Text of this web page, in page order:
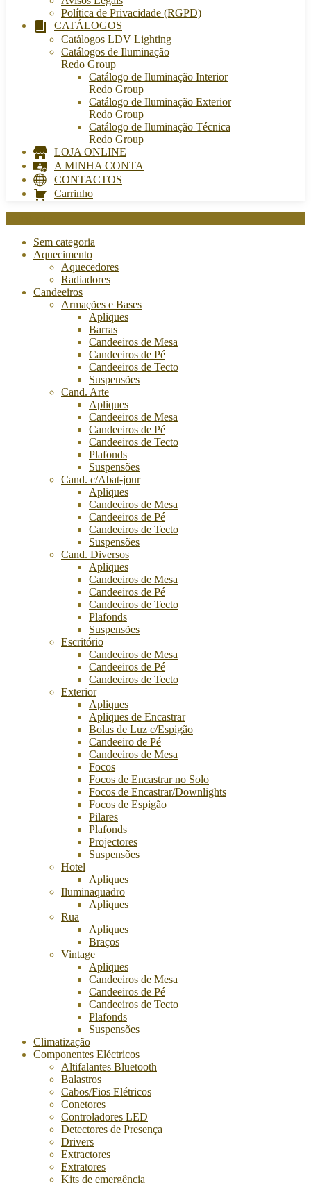
Política de Privacidade (RGPD)
CATÁLOGOS
Catálogos LDV Lighting
Catálogos de Iluminação
Redo Group
Catálogo de Iluminação Interior
Redo Group
Catálogo de Iluminação Exterior
Redo Group
Catálogo de Iluminação Técnica
Redo Group
LOJA ONLINE
A MINHA CONTA
CONTACTOS
Carrinho
Sem categoria
Aquecimento
Aquecedores
Radiadores
Candeeiros
Armações e Bases
Apliques
Barras
Candeeiros de Mesa
Candeeiros de Pé
Candeeiros de Tecto
Suspensões
Cand. Arte
Apliques
Candeeiros de Mesa
Candeeiros de Pé
Candeeiros de Tecto
Plafonds
Suspensões
Cand. c/Abat-jour
Apliques
Candeeiros de Mesa
Candeeiros de Pé
Candeeiros de Tecto
Suspensões
Cand. Diversos
Apliques
Candeeiros de Mesa
Candeeiros de Pé
Candeeiros de Tecto
Plafonds
Suspensões
Escritório
Candeeiros de Mesa
Candeeiros de Pé
Candeeiros de Tecto
Exterior
Apliques
Apliques de Encastrar
Bolas de Luz c/Espigão
Candeeiro de Pé
Candeeiros de Mesa
Focos
Focos de Encastrar no Solo
Focos de Encastrar/Downlights
Focos de Espigão
Pilares
Plafonds
Projectores
Suspensões
Hotel
Apliques
Iluminaquadro
Apliques
Rua
Apliques
Braços
Vintage
Apliques
Candeeiros de Mesa
Candeeiros de Pé
Candeeiros de Tecto
Plafonds
Suspensões
Climatização
Componentes Eléctricos
Altifalantes Bluetooth
Balastros
Cabos/Fios Elétricos
Conetores
Controladores LED
Detectores de Presença
Drivers
Extractores
Extratores
Kits de emergência